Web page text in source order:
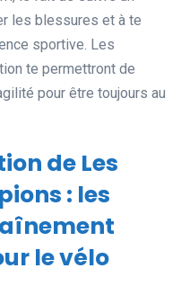
les blessures et à te
sportive. Les
te permettront de
pour être toujours au
de Les
: les
le vélo